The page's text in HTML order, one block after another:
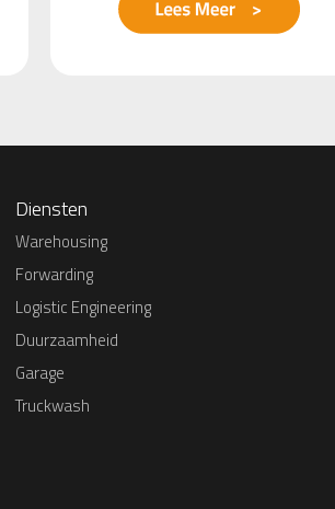
Diensten
Warehousing
Forwarding
Logistic Engineering
Duurzaamheid
Garage
Truckwash